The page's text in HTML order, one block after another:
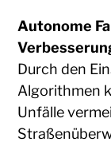
Autonome
Durch den
Algorithmen
Unfälle